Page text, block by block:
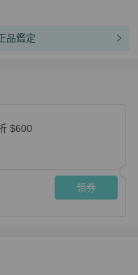
品鑑定
$600
領券